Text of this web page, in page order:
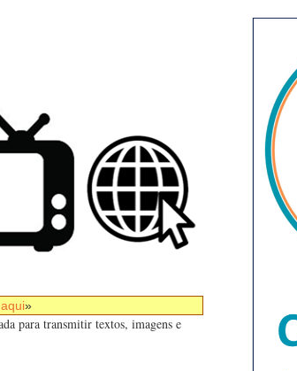
»
para transmitir textos, imagens e